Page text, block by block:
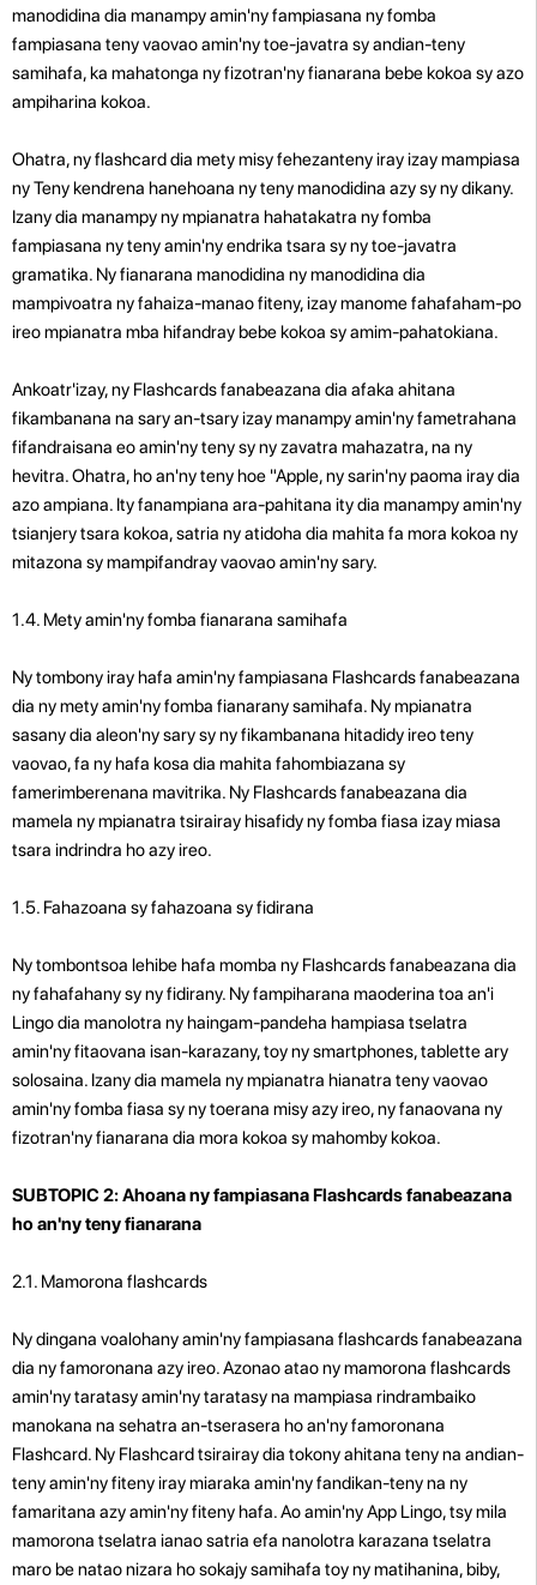
manodidina dia manampy amin'ny fampiasana ny fomba
fampiasana teny vaovao amin'ny toe-javatra sy andian-teny
samihafa, ka mahatonga ny fizotran'ny fianarana bebe kokoa sy azo
ampiharina kokoa.
Ohatra, ny flashcard dia mety misy fehezanteny iray izay mampiasa
ny Teny kendrena hanehoana ny teny manodidina azy sy ny dikany.
Izany dia manampy ny mpianatra hahatakatra ny fomba
fampiasana ny teny amin'ny endrika tsara sy ny toe-javatra
gramatika. Ny fianarana manodidina ny manodidina dia
mampivoatra ny fahaiza-manao fiteny, izay manome fahafaham-po
ireo mpianatra mba hifandray bebe kokoa sy amim-pahatokiana.
Ankoatr'izay, ny Flashcards fanabeazana dia afaka ahitana
fikambanana na sary an-tsary izay manampy amin'ny fametrahana
fifandraisana eo amin'ny teny sy ny zavatra mahazatra, na ny
hevitra. Ohatra, ho an'ny teny hoe "Apple, ny sarin'ny paoma iray dia
azo ampiana. Ity fanampiana ara-pahitana ity dia manampy amin'ny
tsianjery tsara kokoa, satria ny atidoha dia mahita fa mora kokoa ny
mitazona sy mampifandray vaovao amin'ny sary.
1.4. Mety amin'ny fomba fianarana samihafa
Ny tombony iray hafa amin'ny fampiasana Flashcards fanabeazana
dia ny mety amin'ny fomba fianarany samihafa. Ny mpianatra
sasany dia aleon'ny sary sy ny fikambanana hitadidy ireo teny
vaovao, fa ny hafa kosa dia mahita fahombiazana sy
famerimberenana mavitrika. Ny Flashcards fanabeazana dia
mamela ny mpianatra tsirairay hisafidy ny fomba fiasa izay miasa
tsara indrindra ho azy ireo.
1.5. Fahazoana sy fahazoana sy fidirana
Ny tombontsoa lehibe hafa momba ny Flashcards fanabeazana dia
ny fahafahany sy ny fidirany. Ny fampiharana maoderina toa an'i
Lingo dia manolotra ny haingam-pandeha hampiasa tselatra
amin'ny fitaovana isan-karazany, toy ny smartphones, tablette ary
solosaina. Izany dia mamela ny mpianatra hianatra teny vaovao
amin'ny fomba fiasa sy ny toerana misy azy ireo, ny fanaovana ny
fizotran'ny fianarana dia mora kokoa sy mahomby kokoa.
SUBTOPIC 2: Ahoana ny fampiasana Flashcards fanabeazana
ho an'ny teny fianarana
2.1. Mamorona flashcards
Ny dingana voalohany amin'ny fampiasana flashcards fanabeazana
dia ny famoronana azy ireo. Azonao atao ny mamorona flashcards
amin'ny taratasy amin'ny taratasy na mampiasa rindrambaiko
manokana na sehatra an-tserasera ho an'ny famoronana
Flashcard. Ny Flashcard tsirairay dia tokony ahitana teny na andian-
teny amin'ny fiteny iray miaraka amin'ny fandikan-teny na ny
famaritana azy amin'ny fiteny hafa. Ao amin'ny App Lingo, tsy mila
mamorona tselatra ianao satria efa nanolotra karazana tselatra
maro be natao nizara ho sokajy samihafa toy ny matihanina, biby,